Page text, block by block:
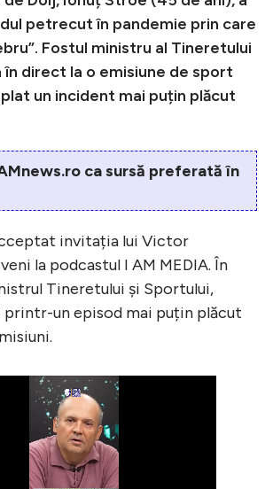
petrecut în pandemie prin care
Fostul ministru al Tineretului
în direct la o emisiune de sport
un incident mai puțin plăcut
ca sursă preferată în
invitația lui Victor
la podcastul I AM MEDIA. În
Tineretului și Sportului,
un episod mai puțin plăcut